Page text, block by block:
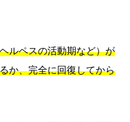
ルペスの活動期など）が
か、完全に回復してから